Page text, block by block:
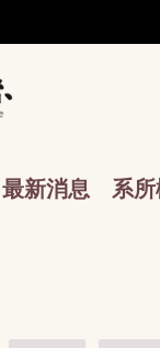
最新消息 系